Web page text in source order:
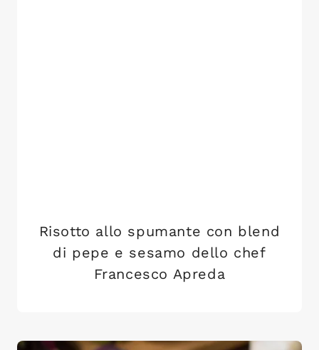
Risotto allo spumante con blend
di pepe e sesamo dello chef
Francesco Apreda